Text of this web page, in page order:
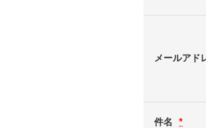
メールアド
件名 *